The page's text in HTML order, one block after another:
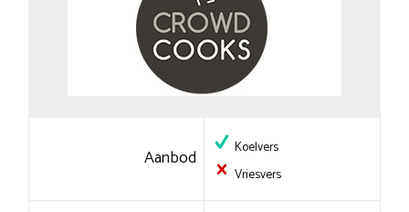
Aanbod
Koelvers
Vriesvers